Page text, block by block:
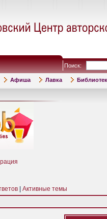
Поиск:
Афиша Лавка
Активные темы